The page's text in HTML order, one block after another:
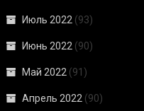
Июль 2022 (93)
Июнь 2022 (90)
Май 2022 (91)
Апрель 2022 (90)